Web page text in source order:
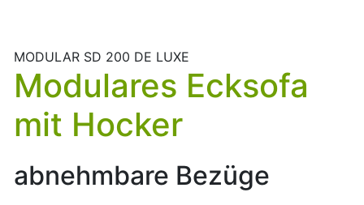
MODULAR SD 200 DE LUXE
Modulares Ecksofa
mit Hocker
abnehmbare Bezüge